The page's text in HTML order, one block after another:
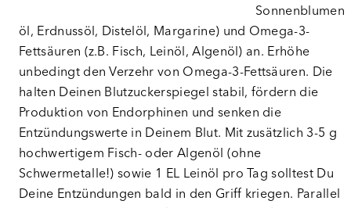
Sonnenblumen
öl, Erdnussöl, Distelöl, Margarine) und Omega-3-
Fettsäuren (z.B. Fisch, Leinöl, Algenöl) an. Erhöhe
unbedingt den Verzehr von Omega-3-Fettsäuren. Die
halten Deinen Blutzuckerspiegel stabil, fördern die
Produktion von Endorphinen und senken die
Entzündungswerte in Deinem Blut. Mit zusätzlich 3-5 g
hochwertigem Fisch- oder Algenöl (ohne
Schwermetalle!) sowie 1 EL Leinöl pro Tag solltest Du
Deine Entzündungen bald in den Griff kriegen. Parallel